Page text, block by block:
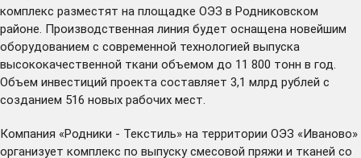
комплекс разместят на площадке ОЭЗ в Родниковском
районе. Производственная линия будет оснащена новейшим
оборудованием с современной технологией выпуска
высококачественной ткани объемом до 11 800 тонн в год.
Объем инвестиций проекта составляет 3,1 млрд рублей с
созданием 516 новых рабочих мест.
Компания «Родники - Текстиль» на территории ОЭЗ «Иваново»
организует комплекс по выпуску смесовой пряжи и тканей со